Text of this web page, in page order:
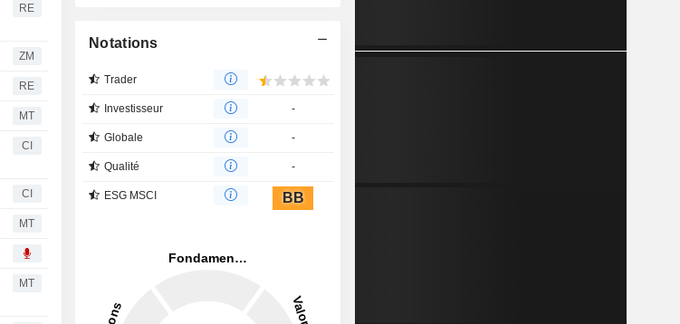
RE
ZM
RE
MT
CI
CI
MT
MT
Notations
Trader
Investisseur -
Globale -
Qualité -
ESG MSCI BB